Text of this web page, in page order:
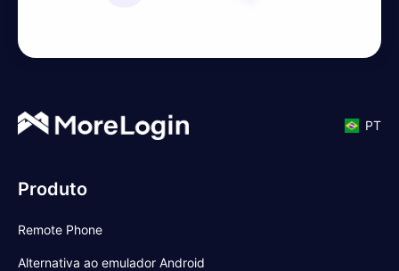
PT
Produto
Remote Phone
Alternativa ao emulador Android